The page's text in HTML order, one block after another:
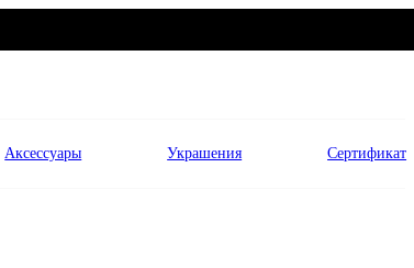
Аксессуары Украшения Сертификат